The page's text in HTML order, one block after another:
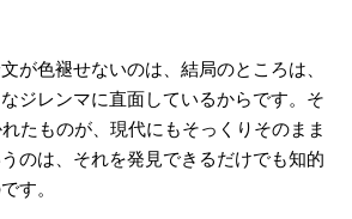
が色褪せないのは、結局のところは、
ジレンマに直面しているからです。そ
たものが、現代にもそっくりそのまま
のは、それを発見できるだけでも知的
す。